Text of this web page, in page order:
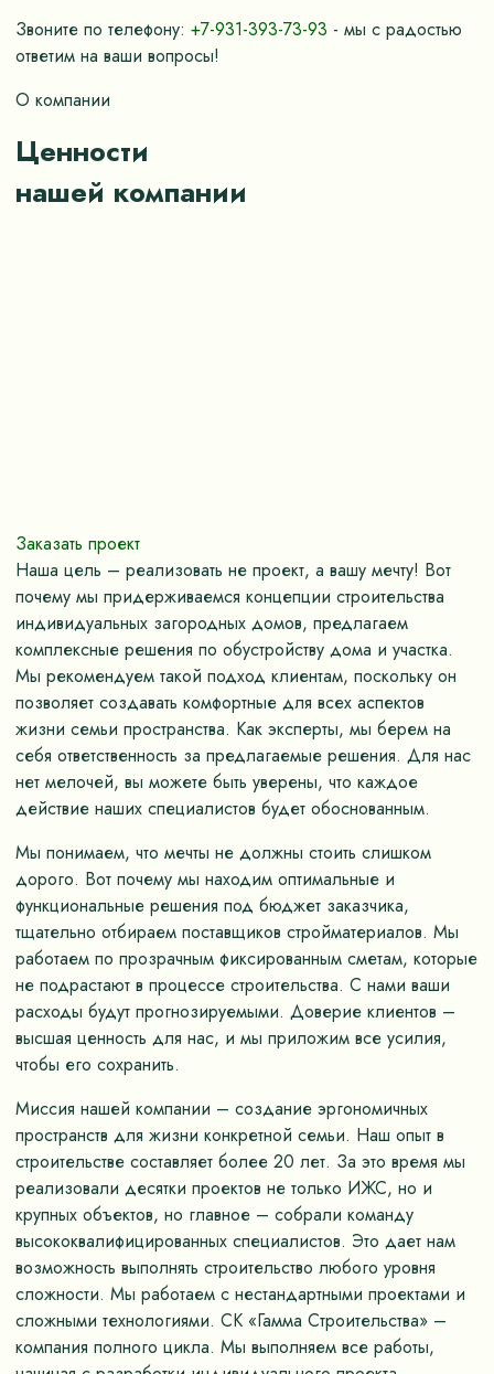
Звоните по телефону: +7-931-393-73-93 - мы с радостью
ответим на ваши вопросы!
О компании
Ценности
нашей компании
Заказать проект
Наша цель – реализовать не проект, а вашу мечту! Вот
почему мы придерживаемся концепции строительства
индивидуальных загородных домов, предлагаем
комплексные решения по обустройству дома и участка.
Мы рекомендуем такой подход клиентам, поскольку он
позволяет создавать комфортные для всех аспектов
жизни семьи пространства. Как эксперты, мы берем на
себя ответственность за предлагаемые решения. Для нас
нет мелочей, вы можете быть уверены, что каждое
действие наших специалистов будет обоснованным.
Мы понимаем, что мечты не должны стоить слишком
дорого. Вот почему мы находим оптимальные и
функциональные решения под бюджет заказчика,
тщательно отбираем поставщиков стройматериалов. Мы
работаем по прозрачным фиксированным сметам, которые
не подрастают в процессе строительства. С нами ваши
расходы будут прогнозируемыми. Доверие клиентов –
высшая ценность для нас, и мы приложим все усилия,
чтобы его сохранить.
Миссия нашей компании – создание эргономичных
пространств для жизни конкретной семьи. Наш опыт в
строительстве составляет более 20 лет. За это время мы
реализовали десятки проектов не только ИЖС, но и
крупных объектов, но главное – собрали команду
высококвалифицированных специалистов. Это дает нам
возможность выполнять строительство любого уровня
сложности. Мы работаем с нестандартными проектами и
сложными технологиями. СК «Гамма Строительства» –
компания полного цикла. Мы выполняем все работы,